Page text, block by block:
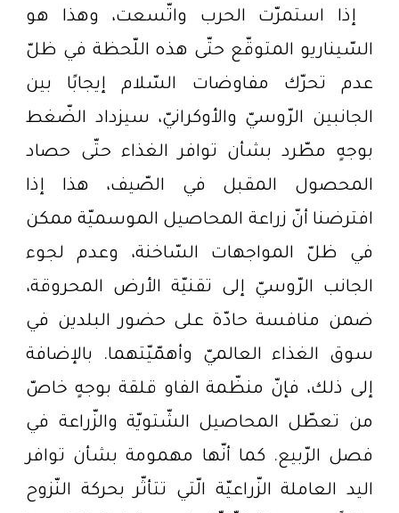
إذا استمرّت الحرب واتّسعت، وهذا هو
السّيناريو المتوقّع حتّى هذه اللّحظة في ظلّ
عدم تحرّك مفاوضات السّلام إيجابًا بين
الجانبين الرّوسيّ والأوكرانيّ، سيزداد الضّغط
بوجهٍ مطّرد بشأن توافر الغذاء حتّى حصاد
المحصول المقبل في الصّيف، هذا إذا
افترضنا أنّ زراعة المحاصيل الموسميّة ممكن
في ظلّ المواجهات السّاخنة، وعدم لجوء
الجانب الرّوسيّ إلى تقنيّة الأرض المحروقة،
ضمن منافسة حادّة على حضور البلدين في
سوق الغذاء العالميّ وأهمّيّتهما. بالإضافة
إلى ذلك، فإنّ منظّمة الفاو قلقة بوجهٍ خاصّ
من تعطّل المحاصيل الشّتويّة والزّراعة في
فصل الرّبيع. كما أنّها مهمومة بشأن توافر
اليد العاملة الزّراعيّة الّتي تتأثّر بحركة النّزوح